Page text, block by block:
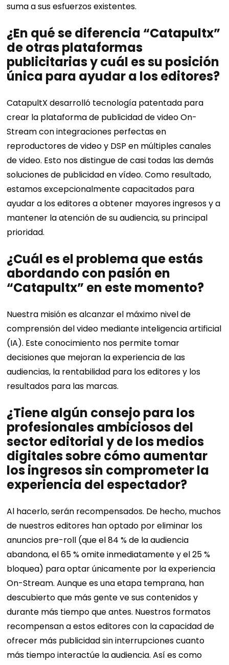
suma a sus esfuerzos existentes.
¿En qué se diferencia “Catapultx”
de otras plataformas
publicitarias y cuál es su posición
única para ayudar a los editores?
CatapultX desarrolló tecnología patentada para
crear la plataforma de publicidad de video On-
Stream con integraciones perfectas en
reproductores de video y DSP en múltiples canales
de video. Esto nos distingue de casi todas las demás
soluciones de publicidad en vídeo. Como resultado,
estamos excepcionalmente capacitados para
ayudar a los editores a obtener mayores ingresos y a
mantener la atención de su audiencia, su principal
prioridad.
¿Cuál es el problema que estás
abordando con pasión en
“Catapultx” en este momento?
Nuestra misión es alcanzar el máximo nivel de
comprensión del video mediante inteligencia artificial
(IA). Este conocimiento nos permite tomar
decisiones que mejoran la experiencia de las
audiencias, la rentabilidad para los editores y los
resultados para las marcas.
¿Tiene algún consejo para los
profesionales ambiciosos del
sector editorial y de los medios
digitales sobre cómo aumentar
los ingresos sin comprometer la
experiencia del espectador?
Al hacerlo, serán recompensados. De hecho, muchos
de nuestros editores han optado por eliminar los
anuncios pre-roll (que el 84 % de la audiencia
abandona, el 65 % omite inmediatamente y el 25 %
bloquea) para optar únicamente por la experiencia
On-Stream. Aunque es una etapa temprana, han
descubierto que más gente ve sus contenidos y
durante más tiempo que antes. Nuestros formatos
recompensan a estos editores con la capacidad de
ofrecer más publicidad sin interrupciones cuanto
más tiempo interactúe la audiencia. Así es como